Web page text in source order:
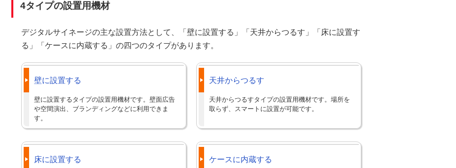
4タイプの設置用機材
デジタルサイネージの主な設置方法として、「壁に設置する」「天井からつるす」「床に設置す
る」「ケースに内蔵する」の四つのタイプがあります。
壁に設置する
壁に設置するタイプの設置用機材です。壁面広告
や空間演出、ブランディングなどに利用できま
す。
天井からつるす
天井からつるすタイプの設置用機材です。場所を
取らず、スマートに設置が可能です。
床に設置する ケースに内蔵する